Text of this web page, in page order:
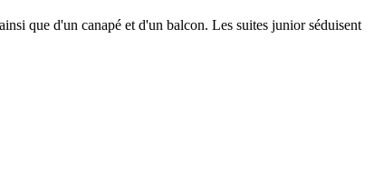
que d'un canapé et d'un balcon. Les suites junior séduisent